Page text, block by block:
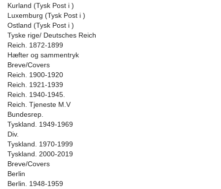
Kurland (Tysk Post i )
Luxemburg (Tysk Post i )
Ostland (Tysk Post i )
Tyske rige/ Deutsches Reich
Reich. 1872-1899
Hæfter og sammentryk
Breve/Covers
Reich. 1900-1920
Reich. 1921-1939
Reich. 1940-1945.
Reich. Tjeneste M.V
Bundesrep.
Tyskland. 1949-1969
Div.
Tyskland. 1970-1999
Tyskland. 2000-2019
Breve/Covers
Berlin
Berlin. 1948-1959